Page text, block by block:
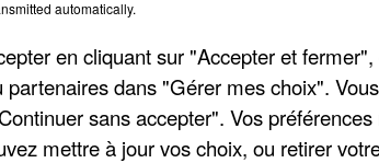
à méningocoques, aussi écrites
surtout le sang, le cerveau ou la
été touchés par une IIM. Le taux
est plutôt faible.
automatically.
en cliquant sur "Accepter et
partenaires dans "Gérer mes choix".
sans accepter". Vos
mettre à jour vos choix, ou retirer